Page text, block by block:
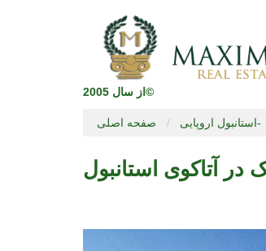
از سال 2005©
صفحه اصلی استانبول اروپایی-
در آتاکوی استانبول